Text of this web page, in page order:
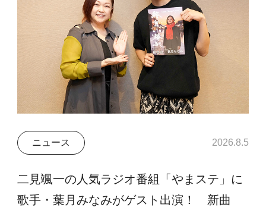
ニュース 2026.8.5
二見颯一の人気ラジオ番組「やまステ」に
歌手・葉月みなみがゲスト出演！ 新曲